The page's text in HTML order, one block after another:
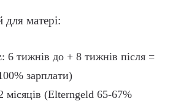
для матері:
6 тижнів до + 8 тижнів після =
зарплати)
місяців (Elterngeld 65-67%